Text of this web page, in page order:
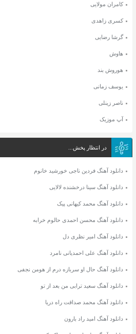
کامران مولایی
کسری زاهدی
گرشا رضایی
هاوش
هوروش بند
یوسف زمانی
ناصر زینلی
آپ موزیک
در انتظار پخش...
دانلود آهنگ فردین ناجی خورشید خانوم
دانلود آهنگ سینا درخشنده لالایی
دانلود آهنگ محمد کیهانی پیک
دانلود آهنگ محسن احمدی حالوم خرابه
دانلود آهنگ امیر نظری دل
دانلود آهنگ علی احمدیانی نامرد
دانلود آهنگ حال او سربازه درم از هومن نجفی
دانلود آهنگ سعید ترابی من بعد از تو
دانلود آهنگ محمد صداقت راه دریا
دانلود آهنگ امید راد بارون